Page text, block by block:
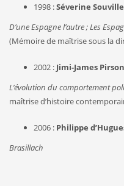
1998 :Séverine Souville
D’une Espagne l’autre ; Les
(Mémoire de maîtrise sous la
2002 : Jimi-James Pirson
L’évolution du comportement
maîtrise d’histoire
2006 : Philippe
Brasillach